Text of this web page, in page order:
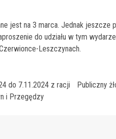
jest na 3 marca. Jednak jeszcze
do udziału w tym
Leszczynach.
do 7.11.2024 z racji
i Przegędzy
Publiczny